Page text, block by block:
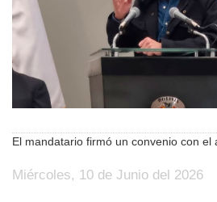
El mandatario firmó un convenio con el
Miércoles, 10 de Junio del 2026